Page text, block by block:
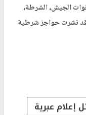
الجيش، الشرطة،
نشرت حواجز شرطية
إعلام عبرية